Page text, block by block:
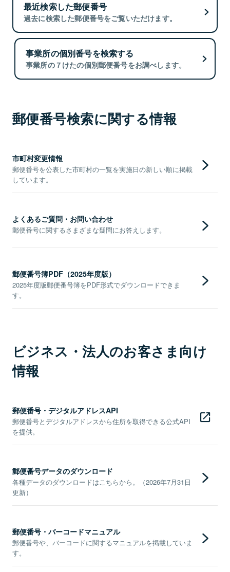
最近検索した郵便番号
過去に検索した郵便番号をご覧いただけます。
事業所の個別番号を検索する
事業所の７けたの個別郵便番号をお調べします。
郵便番号検索に関する情報
市町村変更情報
郵便番号を公表した市町村の一覧を実施日の新しい順に掲載
しています。
よくあるご質問・お問い合わせ
郵便番号に関するさまざまな疑問にお答えします。
郵便番号簿PDF（2025年度版）
2025年度版郵便番号簿をPDF形式でダウンロードできま
す。
ビジネス・法人のお客さま向け
情報
郵便番号・デジタルアドレスAPI
郵便番号とデジタルアドレスから住所を取得できる公式API
を提供。
郵便番号データのダウンロード
各種データのダウンロードはこちらから。（2026年7月31日
更新）
郵便番号・バーコードマニュアル
郵便番号や、バーコードに関するマニュアルを掲載していま
す。